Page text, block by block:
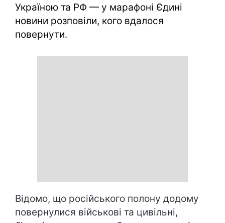
Україною та РФ — у марафоні Єдині
новини розповіли, кого вдалося
повернути.
Відомо, що російського полону додому
повернулися військові та цивільні,